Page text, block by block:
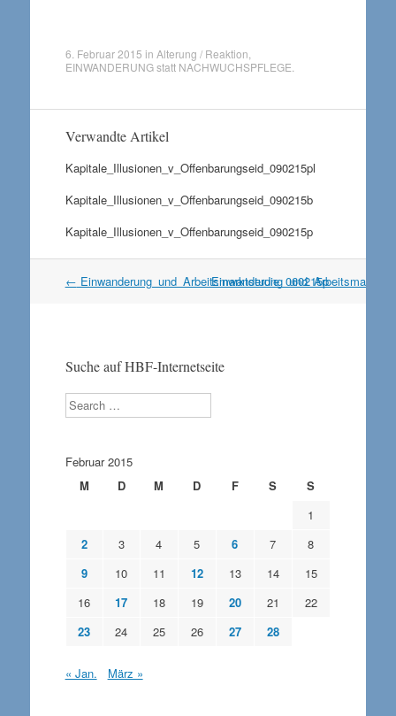
6. Februar 2015 in Alterung / Reaktion
EINWANDERUNG statt NACHWUCHSPFLEGE
Verwandte Artikel
Kapitale_Illusionen_v_Offenbarungseid_090215pl
Kapitale_Illusionen_v_Offenbarungseid_090215b
Kapitale_Illusionen_v_Offenbarungseid_090215p
Artikel
← Einwanderung_und_Arbeitsmarktstudie_060215p
Suche auf HBF-Internetseite
Search
Februar 2015
M
D M D F S
S
1
2
3 4 5 6 7
8
9
10 11 12 13 14
15
16
17 18 19 20 21
22
23
24 25 26 27 28
« Jan. März »